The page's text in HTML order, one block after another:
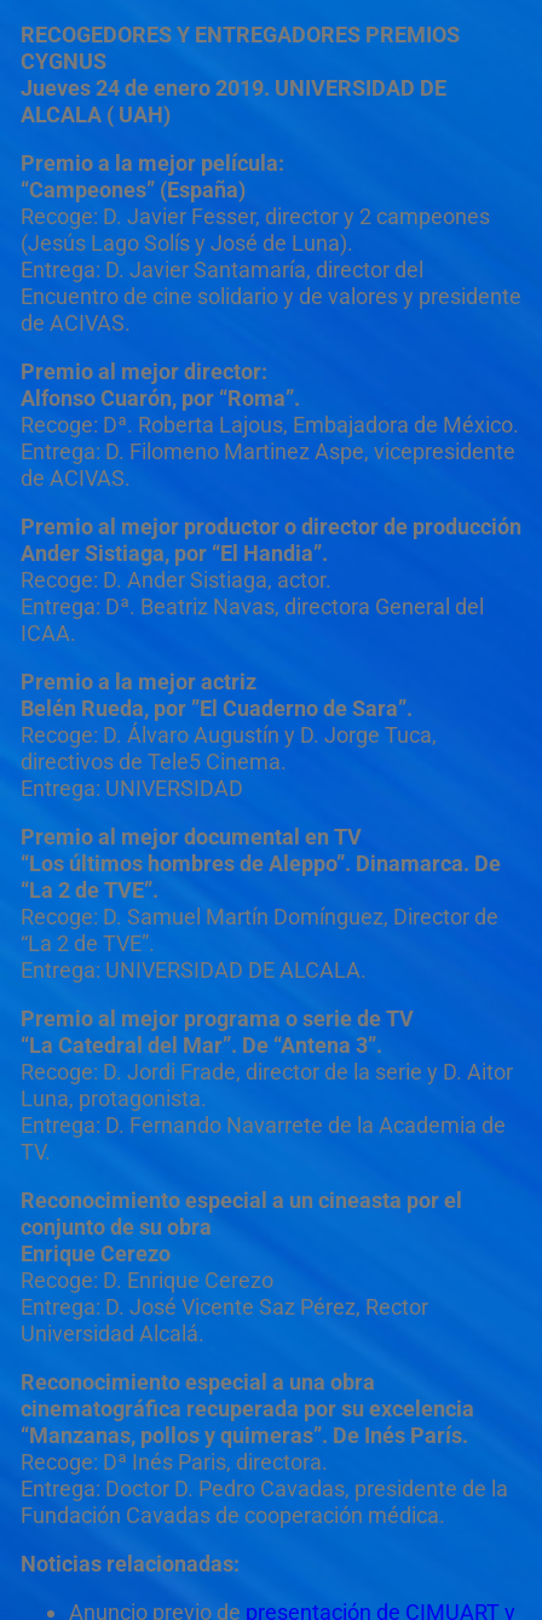
RECOGEDORES Y ENTREGADORES PREMIOS
CYGNUS
Jueves 24 de enero 2019. UNIVERSIDAD DE
ALCALA ( UAH)
Premio a la mejor película:
“Campeones” (España)
Recoge: D. Javier Fesser, director y 2 campeones
(Jesús Lago Solís y José de Luna).
Entrega: D. Javier Santamaría, director del
Encuentro de cine solidario y de valores y presidente
de ACIVAS.
Premio al mejor director:
Alfonso Cuarón, por “Roma”.
Recoge: Dª. Roberta Lajous, Embajadora de México.
Entrega: D. Filomeno Martinez Aspe, vicepresidente
de ACIVAS.
Premio al mejor productor o director de producción
Ander Sistiaga, por “El Handia”.
Recoge: D. Ander Sistiaga, actor.
Entrega: Dª. Beatriz Navas, directora General del
ICAA.
Premio a la mejor actriz
Belén Rueda, por ”El Cuaderno de Sara”.
Recoge: D. Álvaro Augustín y D. Jorge Tuca,
directivos de Tele5 Cinema.
Entrega: UNIVERSIDAD
Premio al mejor documental en TV
“Los últimos hombres de Aleppo”. Dinamarca. De
“La 2 de TVE”.
Recoge: D. Samuel Martín Domínguez, Director de
“La 2 de TVE”.
Entrega: UNIVERSIDAD DE ALCALA.
Premio al mejor programa o serie de TV
“La Catedral del Mar”. De “Antena 3”.
Recoge: D. Jordi Frade, director de la serie y D. Aitor
Luna, protagonista.
Entrega: D. Fernando Navarrete de la Academia de
TV.
Reconocimiento especial a un cineasta por el
conjunto de su obra
Enrique Cerezo
Recoge: D. Enrique Cerezo
Entrega: D. José Vicente Saz Pérez, Rector
Universidad Alcalá.
Reconocimiento especial a una obra
cinematográfica recuperada por su excelencia
“Manzanas, pollos y quimeras”. De Inés París.
Recoge: Dª Inés Paris, directora.
Entrega: Doctor D. Pedro Cavadas, presidente de la
Fundación Cavadas de cooperación médica.
Noticias relacionadas:
Anuncio previo de presentación de CIMUART y